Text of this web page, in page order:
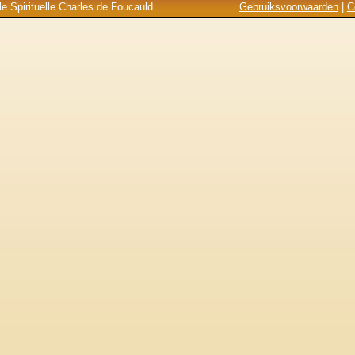
Gebruiksvoorwaarden|
Spirituelle Charles de Foucauld